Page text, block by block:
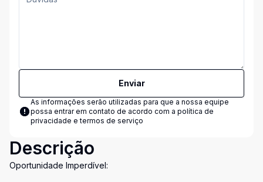
Enviar
As informações serão utilizadas para que a nossa equipe
possa entrar em contato de acordo com a política de
privacidade e termos de serviço
Descrição
Oportunidade Imperdível: